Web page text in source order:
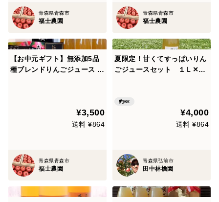
青森県青森市
福士農園
青森県青森市
福士農園
【お中元ギフト】無添加5品
種ブレンドりんごジュース 3
¥3,500
送料 ¥864
青森県青森市
福士農園
夏限定！甘くてすっぱいりん
ごジュースセット １Ｌ✕６
約6ℓ
¥4,000
送料 ¥864
青森県弘前市
田中林檎園